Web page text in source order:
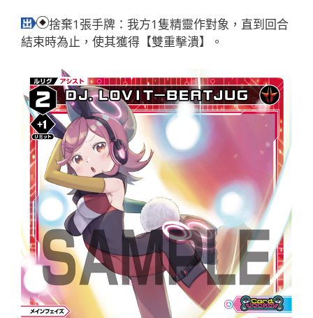
捨棄1張手牌：我方1隻精靈作對象，直到回合
結束時為止，使其獲得【雙重擊潰】。